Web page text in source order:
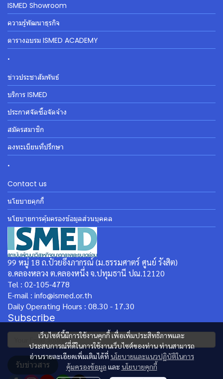
เว็บไซต์นี้มีการใช้งานคุกกี้ เพื่อเพิ่มประสิทธิภาพและ
ประสบการณ์ที่ดีในการใช้งานเว็บไซต์ของท่าน ท่านสามารถ
อ่านรายละเอียดเพิ่มเติมได้ที่ นโยบายและแนวปฏิบัติในการ
คุ้มครองข้อมูล และ นโยบายคุกกี้
ISMED Showroom
ความรู้พัฒนาธุรกิจ
ตารางอบรม ISMED ACADEMY
.
ข่าวประชาสัมพันธ์
บริการ ISMED
ประกาศจัดซื้อจัดจ้าง
สมัครสมาชิก
ลงทะเบียนที่ปรึกษา
.
Contact us
นโยบายคุกกี้
นโยบายการคุ้มครองข้อมูลส่วนบุคคล
99 หมู่ 18 ถ.ป๋วยอึ๊งภากรณ์ (ม.ธรรมศาตร์ ศูนย์ รังสิต)
อ.คลองหลวง ต.คลองหนึ่ง จ.ปทุมธานี ปณ.12120
Tel : 02-105-4778
E-mail : info@ismed.or.th
Daily Operating Hours : 08.30 - 17.30
Subscribe
รับข่าวสาร